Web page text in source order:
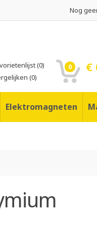
Nog
(0)
(0)
0 €
Elektromagneten